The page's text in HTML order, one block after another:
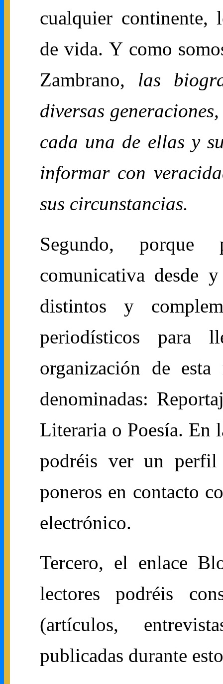
cualquier
de vida. Y como
Zambrano, las
diversas
cada una de ellas y
informar con
sus circunstancias.
Segundo,
comunicativa desde
distintos y
periodísticos
organización de
denominadas:
Literaria o Poesía. En
podréis ver un
poneros en contacto
electrónico.
Tercero, el enlace
lectores podréis
(artículos,
publicadas durante